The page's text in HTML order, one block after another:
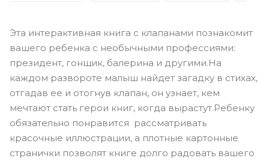
Эта интерактивная книга с клапанами познакомит
вашего ребенка с необычными профессиями:
президент, гонщик, балерина и другими.На
каждом развороте малыш найдет загадку в стихах,
отгадав ее и отогнув клапан, он узнает, кем
мечтают стать герои книг, когда вырастут.Ребенку
обязательно понравится рассматривать
красочные иллюстрации, а плотные картонные
странички позволят книге долго радовать вашего